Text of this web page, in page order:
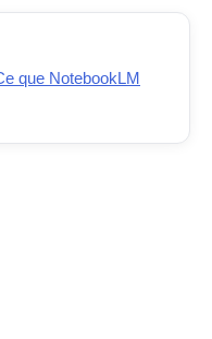
que NotebookLM